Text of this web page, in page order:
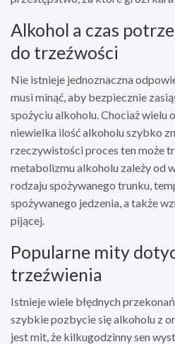
Alkohol a czas
do trzeźwości
Nie istnieje jednoznaczna
musi minąć, aby bezpiecznie
spożyciu alkoholu. Chociaż wielu
niewielka ilość alkoholu szybko
rzeczywistości proces ten może
metabolizmu alkoholu zależy od
rodzaju spożywanego trunku,
spożywanego jedzenia, a także
pijącej.
Popularne mity
trzeźwienia
Istnieje wiele błędnych
szybkie pozbycie się alkoholu z
jest mit, że kilkugodzinny sen